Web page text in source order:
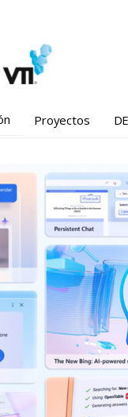
Proyectos